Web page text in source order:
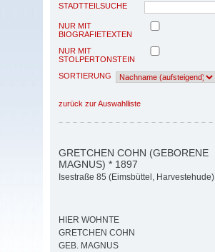
STADTTEILSUCHE
NUR MIT
BIOGRAFIETEXTEN
NUR MIT
STOLPERTONSTEIN
SORTIERUNG
zurück zur Auswahlliste
GRETCHEN COHN (GEBORENE
MAGNUS) * 1897
Isestraße 85 (Eimsbüttel, Harvestehude)
HIER WOHNTE
GRETCHEN COHN
GEB. MAGNUS